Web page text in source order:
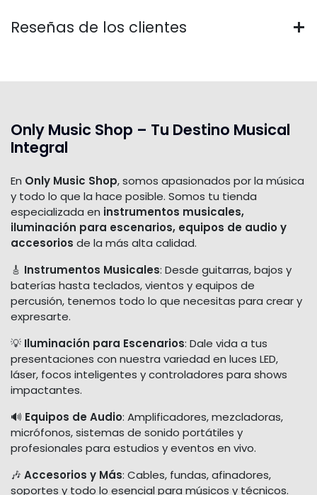
Reseñas de los clientes
Only Music Shop – Tu Destino Musical
Integral
En Only Music Shop, somos apasionados por la música
y todo lo que la hace posible. Somos tu tienda
especializada en instrumentos musicales,
iluminación para escenarios, equipos de audio y
accesorios de la más alta calidad.
🎸 Instrumentos Musicales: Desde guitarras, bajos y
baterías hasta teclados, vientos y equipos de
percusión, tenemos todo lo que necesitas para crear y
expresarte.
💡 Iluminación para Escenarios: Dale vida a tus
presentaciones con nuestra variedad en luces LED,
láser, focos inteligentes y controladores para shows
impactantes.
🔊 Equipos de Audio: Amplificadores, mezcladoras,
micrófonos, sistemas de sonido portátiles y
profesionales para estudios y eventos en vivo.
🎶 Accesorios y Más: Cables, fundas, afinadores,
soportes y todo lo esencial para músicos y técnicos.